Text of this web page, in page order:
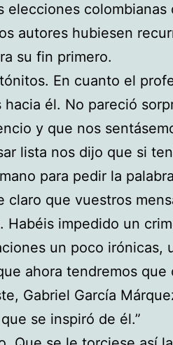
elecciones colombianas
autores hubiesen
su fin primero.
En cuanto el
hacia él. No pareció
y que nos
lista nos dijo que si
para pedir la
claro que vuestros
Habéis impedido un
un poco irónicas,
ahora tendremos que
Gabriel García
se inspiró de él.”